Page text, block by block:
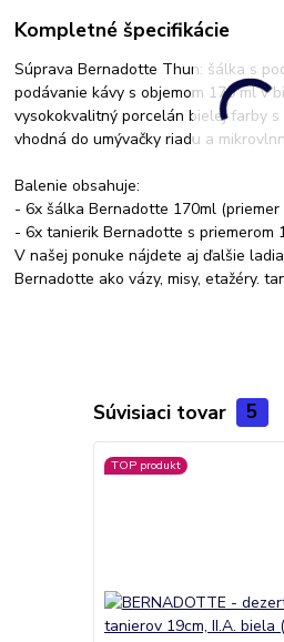
Kompletné špecifikácie
Súprava Bernadotte Thun: šálka s
podávanie kávy s objemom 170 ml v
vysokokvalitný porcelán bielej farby s
vhodná do umývačky riadu a
Balenie obsahuje:
- 6x šálka Bernadotte 170ml (priemer
- 6x tanierik Bernadotte s priemerom
V našej ponuke nájdete aj ďalšie
Bernadotte ako vázy, misy, etažéry.
Súvisiaci tovar 5
TOP produkt